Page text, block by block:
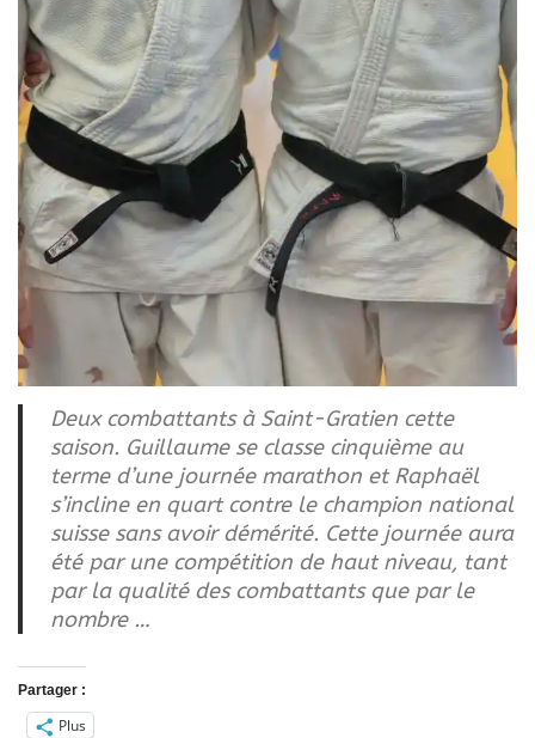
Deux combattants à Saint-Gratien cette
saison. Guillaume se classe cinquième au
terme d’une journée marathon et Raphaël
s’incline en quart contre le champion national
suisse sans avoir démérité. Cette journée aura
été par une compétition de haut niveau, tant
par la qualité des combattants que par le
nombre …
Partager :
Plus